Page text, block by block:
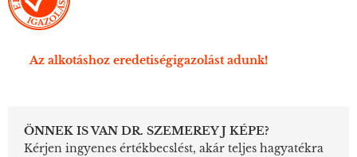
Az alkotáshoz eredetiségigazolást adunk!
ÖNNEK IS VAN DR. SZEMEREY J KÉPE?
Kérjen ingyenes értékbecslést, akár teljes hagyatékra